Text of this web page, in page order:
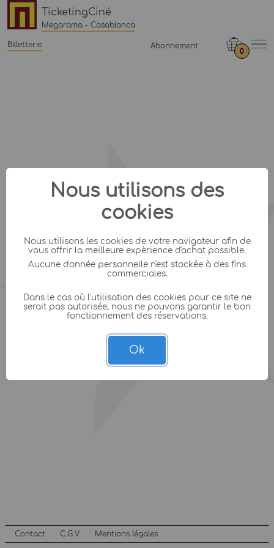
TicketingCiné
Megarama - Casablanca
Billetterie Abonnement
0
Contact C.G.V Mentions légales
Nous utilisons des
cookies
Nous utilisons les cookies de votre navigateur afin de
vous offrir la meilleure expèrience d'achat possible.
Aucune donnée personnelle n'est stockée à des fins
commerciales.
Dans le cas où l'utilisation des cookies pour ce site ne
serait pas autorisée, nous ne pouvons garantir le bon
fonctionnement des réservations.
Ok